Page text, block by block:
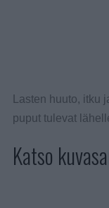
Lasten huuto, itku
puput tulevat
Katso